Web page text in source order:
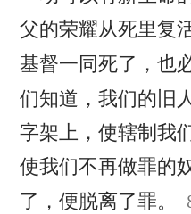
父的荣耀从死里复
基督一同死了，也
们知道，我们的旧
字架上，使辖制我
使我们不再做罪的
了，便脱离了罪。